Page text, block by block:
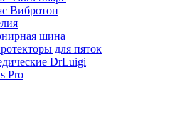
Вибротон
шина
для пяток
DrLuigi
Pro